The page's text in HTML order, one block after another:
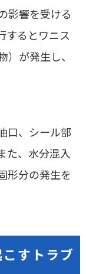
影響を受ける
するとワニス
が発生し、
口、シール部
た、水分混入
形分の発生を
すトラブ